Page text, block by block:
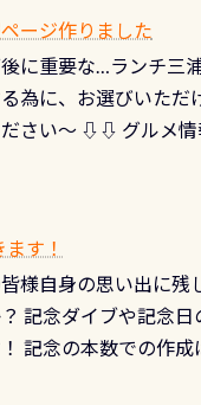
が続く60周年限定企
が当たるチャンス 受
する
す 反対側の窓から
かなり楽しめます是
ヨ 料金等、詳しくは
ージ作りました
に重要な…ランチ三
為に、お選びいた
さい～ ⇩⇩ グルメ情
す！
様自身の思い出に残
記念ダイブや記念
記念の本数での作